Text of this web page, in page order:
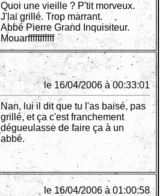
Quoi une vieille ? P'tit morveux.
J'lai grillé. Trop marrant.
Abbé Pierre Grand Inquisiteur.
Mouarfffffffffff
le 16/04/2006 à 00:33:01
Nan, lui il dit que tu l'as baisé, pas
grillé, et ça c'est franchement
dégueulasse de faire ça à un
abbé.
le 16/04/2006 à 01:00:58